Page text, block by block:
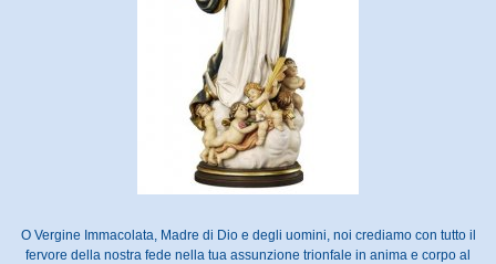
O Vergine Immacolata, Madre di Dio e degli uomini, noi crediamo con tutto il
fervore della nostra fede nella tua assunzione trionfale in anima e corpo al